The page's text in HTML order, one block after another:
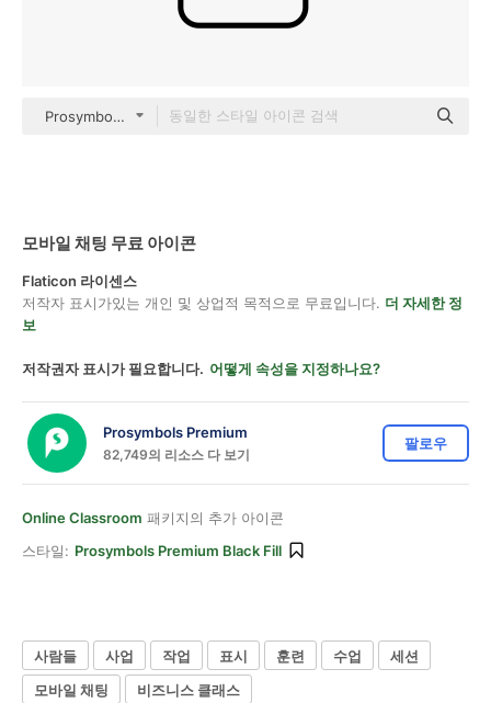
Prosymbols Premium black fill
모바일 채팅 무료 아이콘
Flaticon 라이센스
저작자 표시가있는 개인 및 상업적 목적으로 무료입니다. 더 자세한 정
보
저작권자 표시가 필요합니다. 어떻게 속성을 지정하나요?
Prosymbols Premium
82,749의 리소스 다 보기
팔로우
Online Classroom 패키지의 추가 아이콘
스타일: Prosymbols Premium Black Fill
사람들 사업 작업 표시 훈련 수업
세션
모바일 채팅
비즈니스 클래스